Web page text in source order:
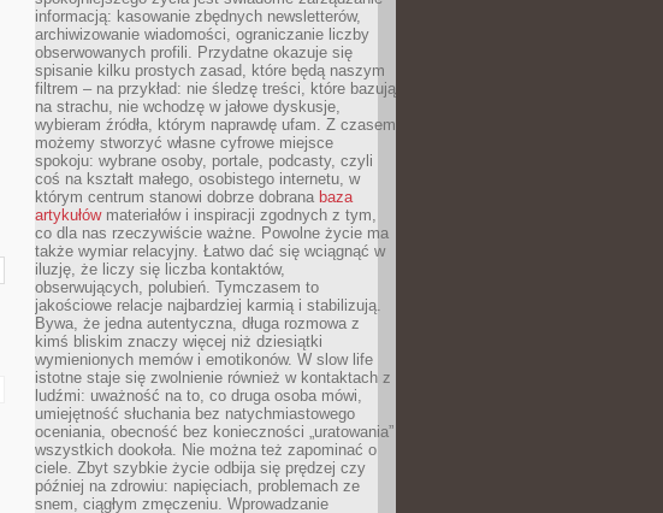
informacją: kasowanie zbędnych newsletterów,
archiwizowanie wiadomości, ograniczanie liczby
obserwowanych profili. Przydatne okazuje się
spisanie kilku prostych zasad, które będą naszym
filtrem – na przykład: nie śledzę treści, które bazują
na strachu, nie wchodzę w jałowe dyskusje,
wybieram źródła, którym naprawdę ufam. Z czasem
możemy stworzyć własne cyfrowe miejsce
spokoju: wybrane osoby, portale, podcasty, czyli
coś na kształt małego, osobistego internetu, w
którym centrum stanowi dobrze dobrana baza
artykułówmateriałów i inspiracji zgodnych z tym,
co dla nas rzeczywiście ważne. Powolne życie ma
także wymiar relacyjny. Łatwo dać się wciągnąć w
iluzję, że liczy się liczba kontaktów,
obserwujących, polubień. Tymczasem to
jakościowe relacje najbardziej karmią i stabilizują.
Bywa, że jedna autentyczna, długa rozmowa z
kimś bliskim znaczy więcej niż dziesiątki
wymienionych memów i emotikonów. W slow life
istotne staje się zwolnienie również w kontaktach z
ludźmi: uważność na to, co druga osoba mówi,
umiejętność słuchania bez natychmiastowego
oceniania, obecność bez konieczności „uratowania”
wszystkich dookoła. Nie można też zapominać o
ciele. Zbyt szybkie życie odbija się prędzej czy
później na zdrowiu: napięciach, problemach ze
snem, ciągłym zmęczeniu. Wprowadzanie